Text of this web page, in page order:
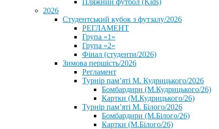
Пляжний футбол (Kids)
2026
Студентський кубок з футзалу/2026
РЕГЛАМЕНТ
Група «1»
Група «2»
Фінал (студенти/2026)
⁨Зимова першість/2026⁩
Регламент
Турнір пам’яті М. Кудрицького/2026
Бомбардири (М.Кудрицького/26)
Картки (М.Кудрицького/26)
Турнір пам’яті М. Білого/2026
Бомбардири (М.Білого/26)
Картки (М.Білого/26)